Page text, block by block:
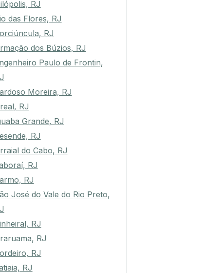
RJ
das Flores, RJ
RJ
dos Búzios, RJ
Paulo de Frontin,
Moreira, RJ
RJ
Grande, RJ
RJ
do Cabo, RJ
RJ
RJ
José do Vale do Rio Preto,
RJ
RJ
RJ
RJ